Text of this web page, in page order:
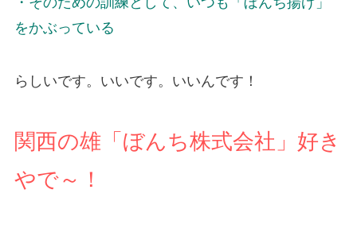
をかぶっている
らしいです。いいです。いいんです！
関西の雄「ぼんち株式会社」好き
やで～！